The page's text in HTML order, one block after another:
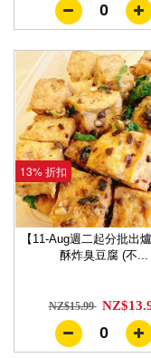
0
13% 折扣
【11-Aug週二起分批出
酥炸臭豆腐 (不...
NZ$15.99
0